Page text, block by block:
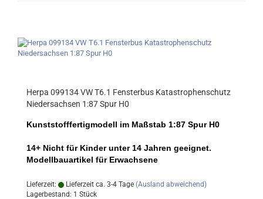
Herpa 099134 VW T6.1 Fensterbus Katastrophenschutz
Niedersachsen 1:87 Spur H0
Kunststofffertigmodell im Maßstab 1:87 Spur H0
14+ Nicht für Kinder unter 14 Jahren geeignet.
Modellbauartikel für Erwachsene
Lieferzeit: Lieferzeit ca. 3-4 Tage (Ausland abweichend)
Lagerbestand: 1 Stück